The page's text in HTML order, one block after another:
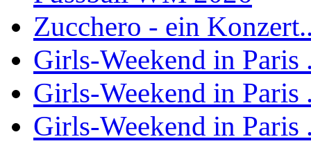
Zucchero - ein
Girls-Weekend in Paris
Girls-Weekend in Paris
Girls-Weekend in Paris